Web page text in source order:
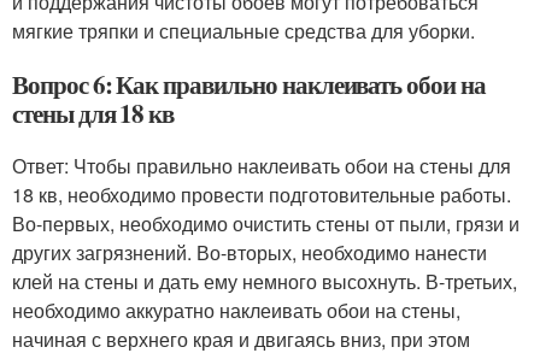
мягкие тряпки и специальные средства для уборки.
Вопрос 6: Как правильно наклеивать обои на
стены для 18 кв
Ответ: Чтобы правильно наклеивать обои на стены для
18 кв, необходимо провести подготовительные работы.
Во-первых, необходимо очистить стены от пыли, грязи и
других загрязнений. Во-вторых, необходимо нанести
клей на стены и дать ему немного высохнуть. В-третьих,
необходимо аккуратно наклеивать обои на стены,
начиная с верхнего края и двигаясь вниз, при этом